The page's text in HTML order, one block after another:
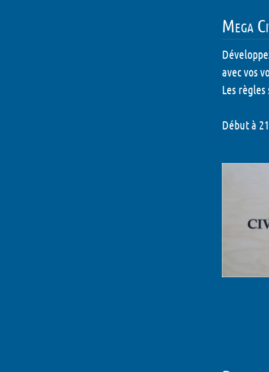
Mega
avec vos
Les
Début à